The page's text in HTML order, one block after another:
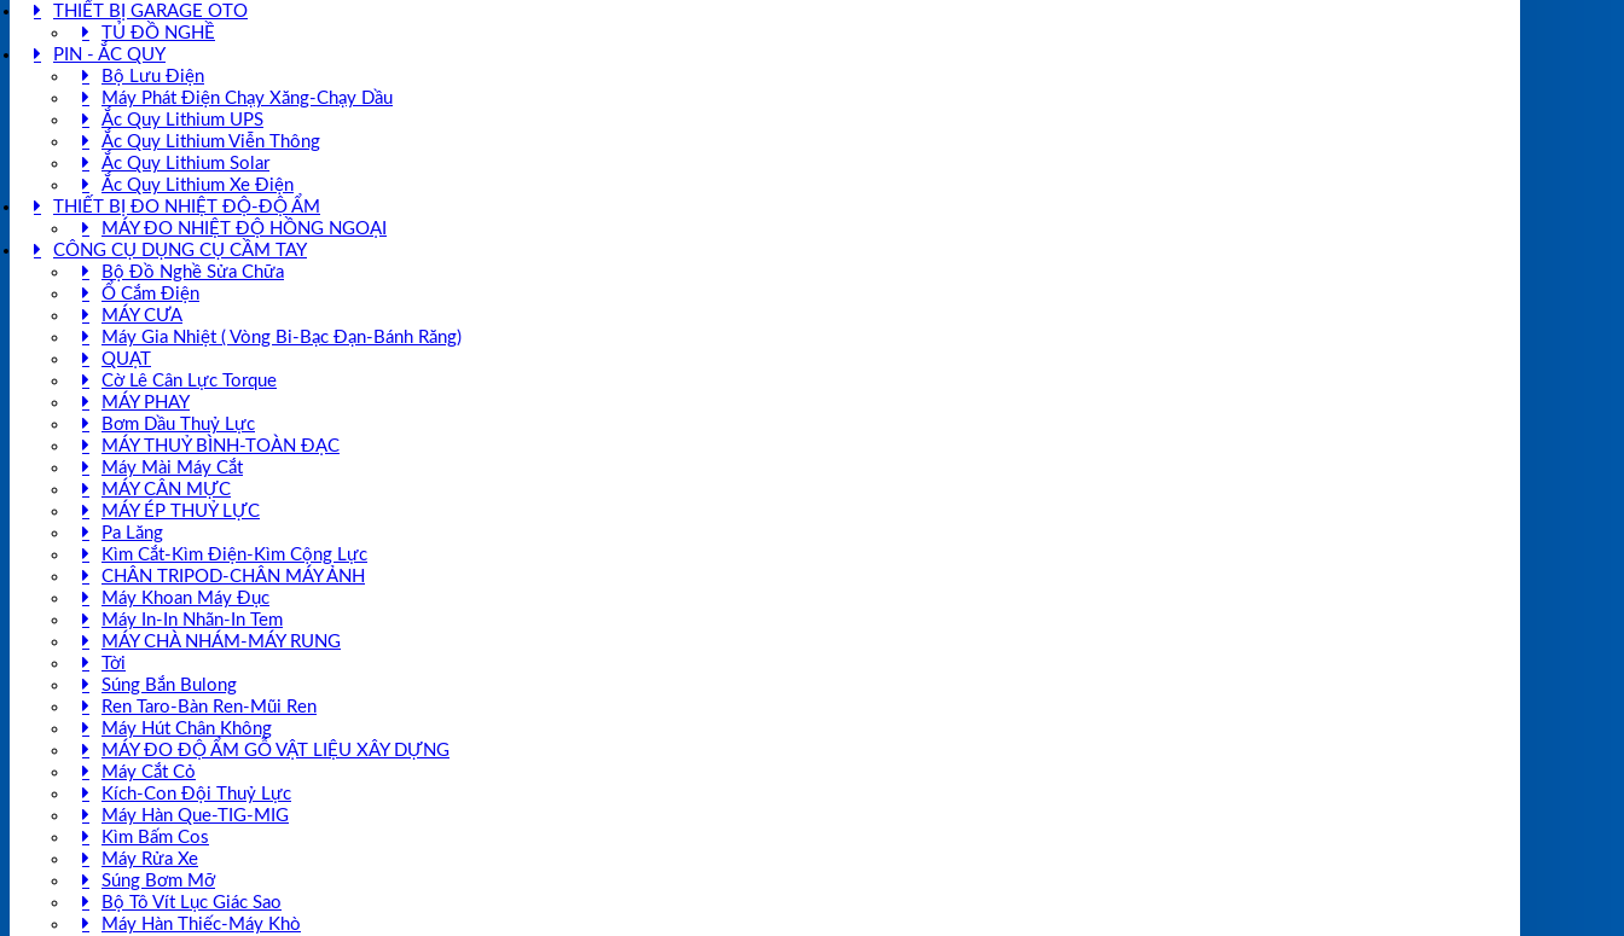
THIẾT BỊ GARAGE OTO
TỦ ĐỒ NGHỀ
PIN - ẮC QUY
Bộ Lưu Điện
Máy Phát Điện Chạy Xăng-Chạy Dầu
Ắc Quy Lithium UPS
Ắc Quy Lithium Viễn Thông
Ắc Quy Lithium Solar
Ắc Quy Lithium Xe Điện
THIẾT BỊ ĐO NHIỆT ĐỘ-ĐỘ ẨM
MÁY ĐO NHIỆT ĐỘ HỒNG NGOẠI
CÔNG CỤ DỤNG CỤ CẦM TAY
Bộ Đồ Nghề Sửa Chữa
Ổ Cắm Điện
MÁY CƯA
Máy Gia Nhiệt ( Vòng Bi-Bạc Đạn-Bánh Răng)
QUẠT
Cờ Lê Cân Lực Torque
MÁY PHAY
Bơm Dầu Thuỷ Lực
MÁY THUỶ BÌNH-TOÀN ĐẠC
Máy Mài Máy Cắt
MÁY CÂN MỰC
MÁY ÉP THUỶ LỰC
Pa Lăng
Kìm Cắt-Kìm Điện-Kìm Cộng Lực
CHÂN TRIPOD-CHÂN MÁY ẢNH
Máy Khoan Máy Đục
Máy In-In Nhãn-In Tem
MÁY CHÀ NHÁM-MÁY RUNG
Tời
Súng Bắn Bulong
Ren Taro-Bàn Ren-Mũi Ren
Máy Hút Chân Không
MÁY ĐO ĐỘ ẨM GỖ VẬT LIỆU XÂY DỰNG
Máy Cắt Cỏ
Kích-Con Đội Thuỷ Lực
Máy Hàn Que-TIG-MIG
Kìm Bấm Cos
Máy Rửa Xe
Súng Bơm Mỡ
Bộ Tô Vít Lục Giác Sao
Máy Hàn Thiếc-Máy Khò